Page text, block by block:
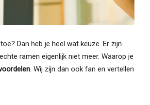
Dan heb je heel wat keuze. Er zijn
ramen eigenlijk niet meer. Waarop je
. Wij zijn dan ook fan en vertellen